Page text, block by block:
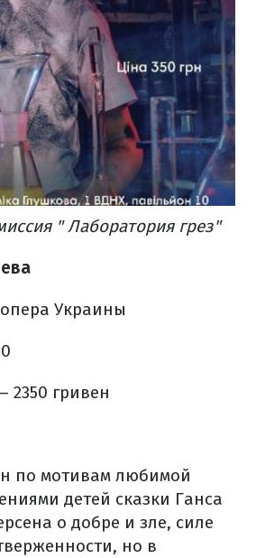
" Лаборатория грез"
Украины
2350 гривен
по мотивам любимой
детей сказки Ганса
о добре и зле, силе
но в